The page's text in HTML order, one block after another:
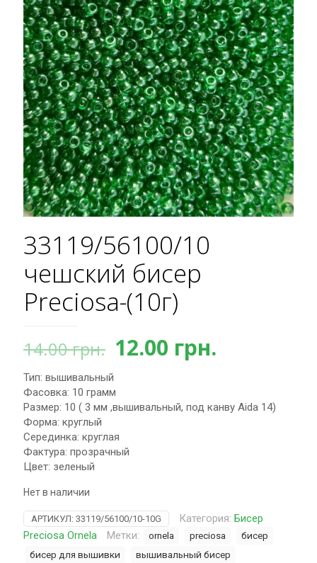
33119/56100/10
чешский бисер
Preciosa-(10г)
14.00грн. Первоначальная
составляла
14.00 грн..
12.00 грн.
Тип: вышивальный
Фасовка: 10 грамм
Размер: 10 ( 3 мм ,вышивальный, под канву Aida 14)
Форма: круглый
Серединка: круглая
Фактура: прозрачный
Цвет: зеленый
Нет в наличии
АРТИКУЛ: 33119/56100/10-10G Категория: Бисер
Preciosa Ornela
Метки: ornela preciosa
бисер
бисер для вышивки
вышивальный бисер